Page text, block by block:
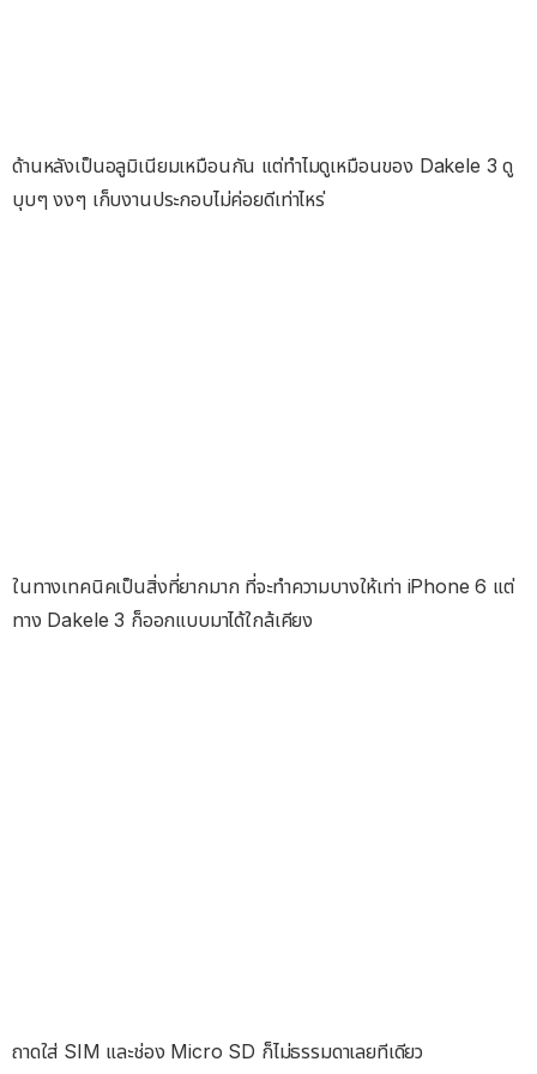
ด้านหลังเป็นอลูมิเนียมเหมือนกัน แต่ทำไมดูเหมือนของ Dakele 3 ดู
บุบๆ งงๆ เก็บงานประกอบไม่ค่อยดีเท่าไหร่
ในทางเทคนิคเป็นสิ่งที่ยากมาก ที่จะทำความบางให้เท่า iPhone 6 แต่
ทาง Dakele 3 ก็ออกแบบมาได้ใกล้เคียง
ถาดใส่ SIM และช่อง Micro SD ก็ไม่ธรรมดาเลยทีเดียว